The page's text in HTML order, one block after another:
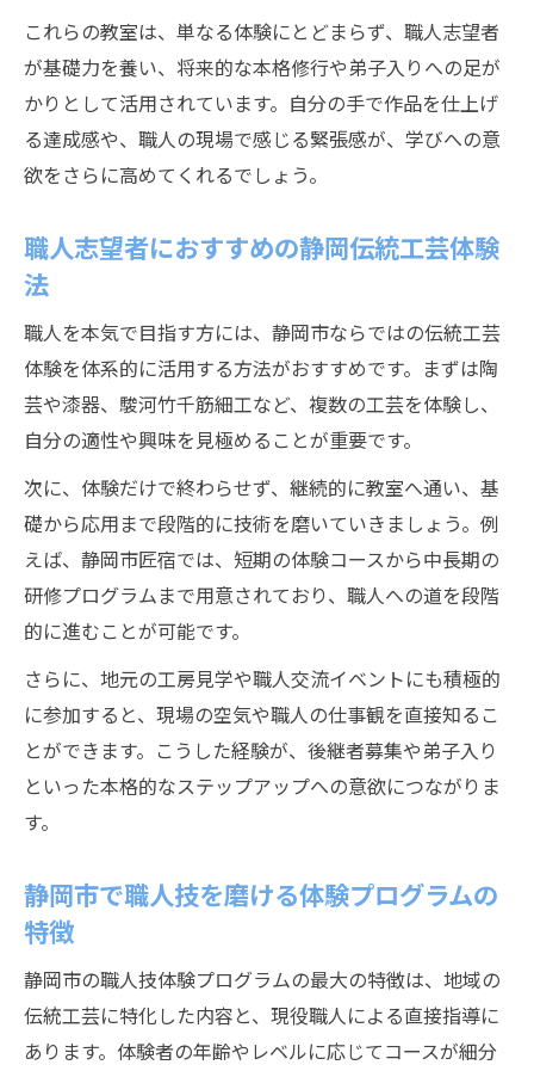
これらの教室は、単なる体験にとどまらず、職人志望者
が基礎力を養い、将来的な本格修行や弟子入りへの足が
かりとして活用されています。自分の手で作品を仕上げ
る達成感や、職人の現場で感じる緊張感が、学びへの意
欲をさらに高めてくれるでしょう。
職人志望者におすすめの静岡伝統工芸体験
法
職人を本気で目指す方には、静岡市ならではの伝統工芸
体験を体系的に活用する方法がおすすめです。まずは陶
芸や漆器、駿河竹千筋細工など、複数の工芸を体験し、
自分の適性や興味を見極めることが重要です。
次に、体験だけで終わらせず、継続的に教室へ通い、基
礎から応用まで段階的に技術を磨いていきましょう。例
えば、静岡市匠宿では、短期の体験コースから中長期の
研修プログラムまで用意されており、職人への道を段階
的に進むことが可能です。
さらに、地元の工房見学や職人交流イベントにも積極的
に参加すると、現場の空気や職人の仕事観を直接知るこ
とができます。こうした経験が、後継者募集や弟子入り
といった本格的なステップアップへの意欲につながりま
す。
静岡市で職人技を磨ける体験プログラムの
特徴
静岡市の職人技体験プログラムの最大の特徴は、地域の
伝統工芸に特化した内容と、現役職人による直接指導に
あります。体験者の年齢やレベルに応じてコースが細分